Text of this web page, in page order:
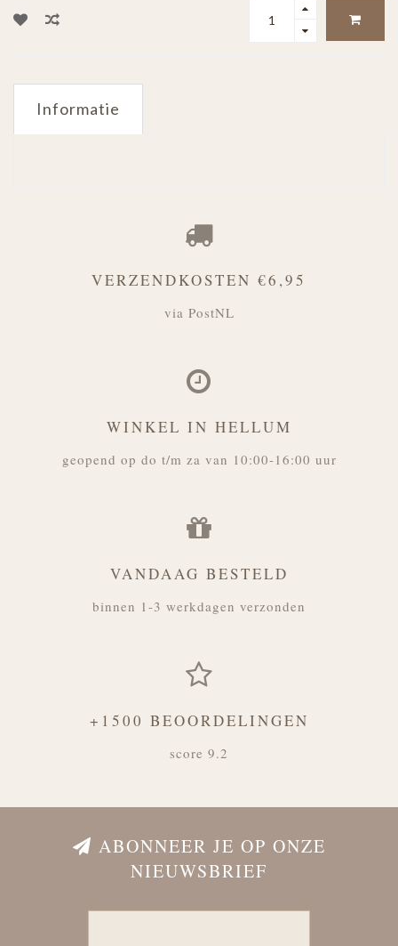
Informatie
VERZENDKOSTEN €6,95
via PostNL
WINKEL IN HELLUM
geopend op do t/m za van 10:00-16:00 uur
VANDAAG BESTELD
binnen 1-3 werkdagen verzonden
+1500 BEOORDELINGEN
score 9.2
ABONNEER JE OP ONZE
NIEUWSBRIEF